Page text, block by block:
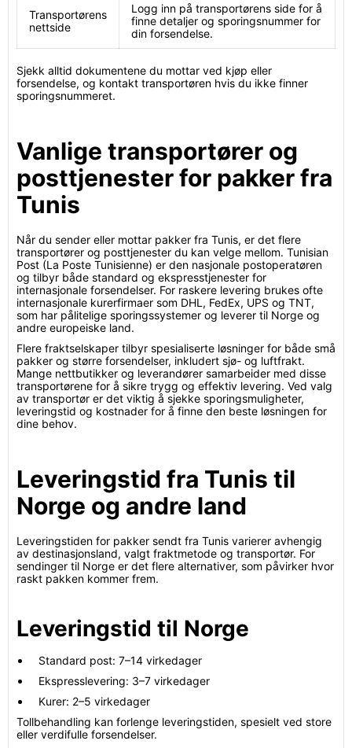
Transportørens
nettside
Logg inn på transportørens side for å
finne detaljer og sporingsnummer for
din forsendelse.
Sjekk alltid dokumentene du mottar ved kjøp eller
forsendelse, og kontakt transportøren hvis du ikke finner
sporingsnummeret.
Vanlige transportører og
posttjenester for pakker fra
Tunis
Når du sender eller mottar pakker fra Tunis, er det flere
transportører og posttjenester du kan velge mellom. Tunisian
Post (La Poste Tunisienne) er den nasjonale postoperatøren
og tilbyr både standard og ekspresstjenester for
internasjonale forsendelser. For raskere levering brukes ofte
internasjonale kurerfirmaer som DHL, FedEx, UPS og TNT,
som har pålitelige sporingssystemer og leverer til Norge og
andre europeiske land.
Flere fraktselskaper tilbyr spesialiserte løsninger for både små
pakker og større forsendelser, inkludert sjø- og luftfrakt.
Mange nettbutikker og leverandører samarbeider med disse
transportørene for å sikre trygg og effektiv levering. Ved valg
av transportør er det viktig å sjekke sporingsmuligheter,
leveringstid og kostnader for å finne den beste løsningen for
dine behov.
Leveringstid fra Tunis til
Norge og andre land
Leveringstiden for pakker sendt fra Tunis varierer avhengig
av destinasjonsland, valgt fraktmetode og transportør. For
sendinger til Norge er det flere alternativer, som påvirker hvor
raskt pakken kommer frem.
Leveringstid til Norge
Standard post: 7–14 virkedager
Ekspresslevering: 3–7 virkedager
Kurer: 2–5 virkedager
Tollbehandling kan forlenge leveringstiden, spesielt ved store
eller verdifulle forsendelser.